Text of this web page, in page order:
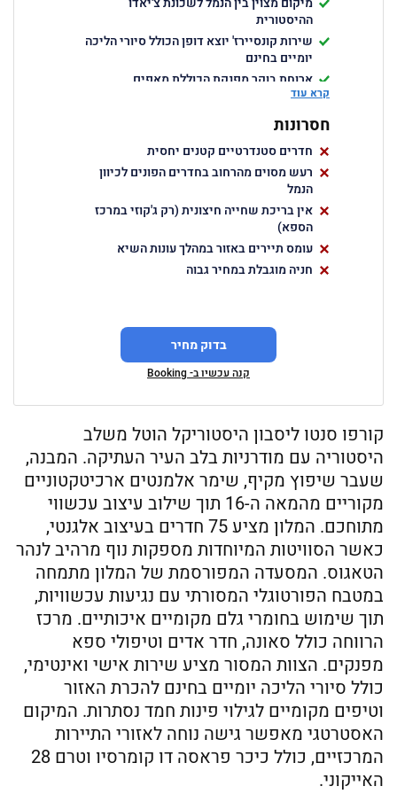
ההיסטורית
שירות קונסיירז' יוצא דופן הכולל סיורי הליכה
יומיים בחינם
ארוחת בוקר מפנקת הכוללת מאפים
פורטוגליים מסורתיים
מרכז ספא אינטימי עם טיפולים המבוססים
על מוצרי טבע מקומיים
פינוקים יומיים לאורחים הכוללים יין
פורטוגלי ומאפים טריים בלובי
קרא עוד
חסרונות
חדרים סטנדרטיים קטנים יחסית
רעש מסוים מהרחוב בחדרים הפונים לכיוון
הנמל
אין בריכת שחייה חיצונית (רק ג'קוזי במרכז
הספא)
עומס תיירים באזור במהלך עונות השיא
חניה מוגבלת במחיר גבוה
בדוק מחיר
קנה עכשיו ב- Booking
קורפו סנטו ליסבון היסטוריקל הוטל משלב
היסטוריה עם מודרניות בלב העיר העתיקה. המבנה,
שעבר שיפוץ מקיף, שימר אלמנטים ארכיטקטוניים
מקוריים מהמאה ה-16 תוך שילוב עיצוב עכשווי
מתוחכם. המלון מציע 75 חדרים בעיצוב אלגנטי,
כאשר הסוויטות המיוחדות מספקות נוף מרהיב לנהר
הטאגוס. המסעדה המפורסמת של המלון מתמחה
במטבח הפורטוגלי המסורתי עם נגיעות עכשוויות,
תוך שימוש בחומרי גלם מקומיים איכותיים. מרכז
הרווחה כולל סאונה, חדר אדים וטיפולי ספא
מפנקים. הצוות המסור מציע שירות אישי ואינטימי,
כולל סיורי הליכה יומיים בחינם להכרת האזור
וטיפים מקומיים לגילוי פינות חמד נסתרות. המיקום
האסטרטגי מאפשר גישה נוחה לאזורי התיירות
המרכזיים, כולל כיכר פראסה דו קומרסיו וטרם 28
האייקוני.